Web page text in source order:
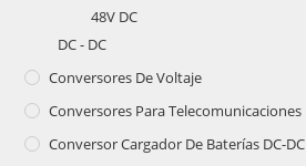
48V DC
DC - DC
Conversores De Voltaje
Conversores Para Telecomunicaciones
Conversor Cargador De Baterías DC-DC